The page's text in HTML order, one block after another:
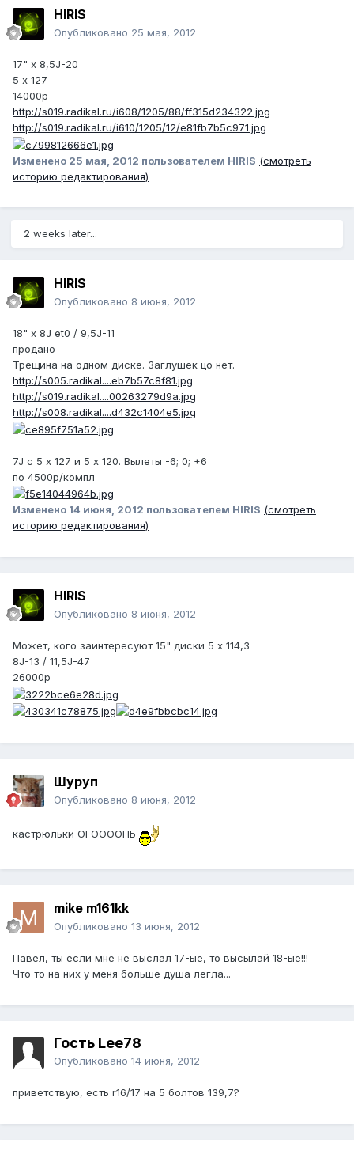
HIRIS
Опубликовано 25 мая, 2012
17" х 8,5J-20
5 х 127
14000р
http://s019.radikal.ru/i608/1205/88/ff315d234322.jpg
http://s019.radikal.ru/i610/1205/12/e81fb7b5c971.jpg
Изменено 25 мая, 2012 пользователем HIRIS (смотреть
историю редактирования)
2 weeks later...
HIRIS
Опубликовано 8 июня, 2012
18" х 8J et0 / 9,5J-11
продано
Трещина на одном диске. Заглушек цо нет.
http://s005.radikal....eb7b57c8f81.jpg
http://s019.radikal....00263279d9a.jpg
http://s008.radikal....d432c1404e5.jpg
7J c 5 х 127 и 5 х 120. Вылеты -6; 0; +6
по 4500р/компл
Изменено 14 июня, 2012 пользователем HIRIS (смотреть
историю редактирования)
HIRIS
Опубликовано 8 июня, 2012
Может, кого заинтересуют 15" диски 5 х 114,3
8J-13 / 11,5J-47
26000р
Шуруп
Опубликовано 8 июня, 2012
кастрюльки ОГООООНЬ
mike m161kk
Опубликовано 13 июня, 2012
Павел, ты если мне не выслал 17-ые, то высылай 18-ые!!!
Что то на них у меня больше душа легла...
Гость Lee78
Опубликовано 14 июня, 2012
приветствую, есть r16/17 на 5 болтов 139,7?